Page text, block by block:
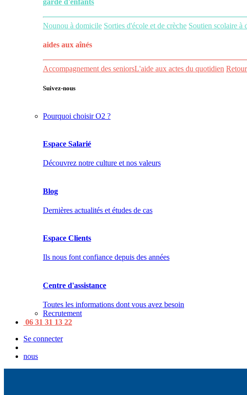
Nounou à domicile Sorties d'école et de crèche Soutien scolaire à
aides aux aînés
Accompagnement des seniorsL'aide aux actes du quotidien
Suivez-nous
Pourquoi choisir O2 ?
Espace Salarié
Découvrez notre culture et nos valeurs
Blog
Dernières actualités et études de cas
Espace Clients
Ils nous font confiance depuis des années
Centre d'assistance
Toutes les informations dont vous avez besoin
Recrutement
06 31 31 13 22
Se connecter
nous